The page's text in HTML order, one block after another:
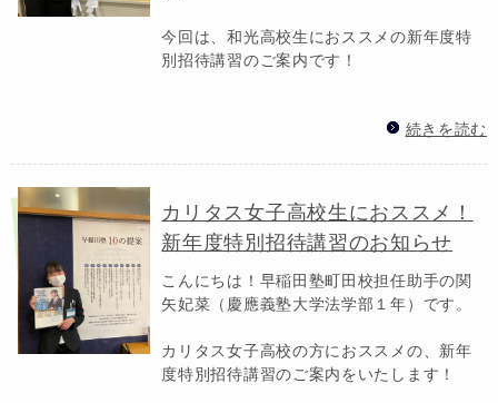
今回は、和光高校生におススメの新年度特
別招待講習のご案内です！
続きを読む
カリタス女子高校生におススメ！
新年度特別招待講習のお知らせ
こんにちは！早稲田塾町田校担任助手の関
矢妃菜（慶應義塾大学法学部１年）です。
カリタス女子高校の方におススメの、新年
度特別招待講習のご案内をいたします！